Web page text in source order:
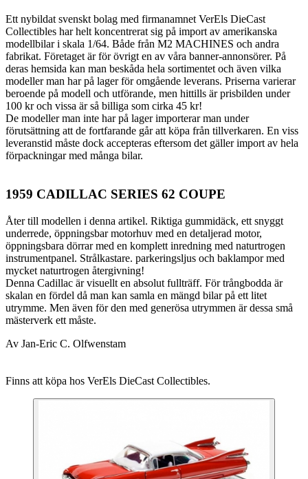
Ett nybildat svenskt bolag med firmanamnet VerEls DieCast
Collectibles har helt koncentrerat sig på import av amerikanska
modellbilar i skala 1/64. Både från M2 MACHINES och andra
fabrikat. Företaget är för övrigt en av våra banner-annonsörer. På
deras hemsida kan man beskåda hela sortimentet och även vilka
modeller man har på lager för omgående leverans. Priserna varierar
beroende på modell och utförande, men hittills är prisbilden under
100 kr och vissa är så billiga som cirka 45 kr!
De modeller man inte har på lager importerar man under
förutsättning att de fortfarande går att köpa från tillverkaren. En viss
leveranstid måste dock accepteras eftersom det gäller import av hela
förpackningar med många bilar.
1959 CADILLAC SERIES 62 COUPE
Åter till modellen i denna artikel. Riktiga gummidäck, ett snyggt
underrede, öppningsbar motorhuv med en detaljerad motor,
öppningsbara dörrar med en komplett inredning med naturtrogen
instrumentpanel. Strålkastare. parkeringsljus och baklampor med
mycket naturtrogen återgivning!
Denna Cadillac är visuellt en absolut fullträff. För trångbodda är
skalan en fördel då man kan samla en mängd bilar på ett litet
utrymme. Men även för den med generösa utrymmen är dessa små
mästerverk ett måste.
Av Jan-Eric C. Olfwenstam
Finns att köpa hos VerEls DieCast Collectibles.